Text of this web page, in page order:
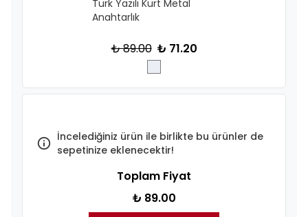
Türk Yazılı Kurt Metal
Anahtarlık
₺ 89.00 ₺ 71.20
İncelediğiniz ürün ile birlikte bu ürünler de
sepetinize eklenecektir!
Toplam Fiyat
₺ 89.00